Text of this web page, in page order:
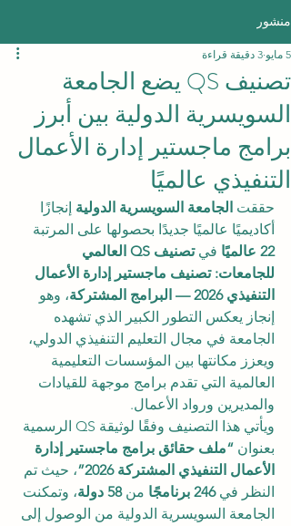
منشور
تصنيف QS يضع الجامعة
السويسرية الدولية بين أبرز
برامج ماجستير إدارة الأعمال
التنفيذي عالميًا
5 مايو 3 دقيقة قراءة
حققت الجامعة السويسرية الدولية إنجازًا
أكاديميًا عالميًا جديدًا بحصولها على المرتبة
22 عالميًا
في
تصنيف QS العالمي
للجامعات: تصنيف ماجستير إدارة الأعمال
التنفيذي 2026 — البرامج المشتركة
، وهو
إنجاز يعكس التطور الكبير الذي تشهده
الجامعة في مجال التعليم التنفيذي الدولي،
ويعزز مكانتها بين المؤسسات التعليمية
العالمية التي تقدم برامج موجهة للقيادات
والمديرين ورواد الأعمال.
ويأتي هذا التصنيف وفقًا لوثيقة QS الرسمية
بعنوان “ملف حقائق برامج ماجستير إدارة
الأعمال التنفيذي المشتركة 2026”
، حيث تم
النظر في 246 برنامجًا من 58 دولة
، وتمكنت
الجامعة السويسرية الدولية من الوصول إلى